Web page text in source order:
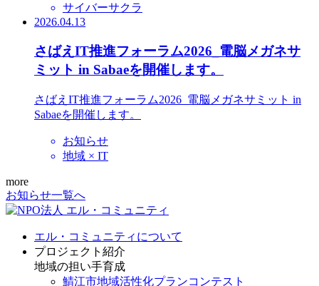
サイバーサクラ
2026.04.13
さばえIT推進フォーラム2026_電脳メガネサ
ミット in Sabaeを開催します。
さばえIT推進フォーラム2026_電脳メガネサミット in
Sabaeを開催します。
お知らせ
地域 × IT
more
お知らせ一覧へ
エル・コミュニティについて
プロジェクト紹介
地域の担い手育成
鯖江市地域活性化プランコンテスト